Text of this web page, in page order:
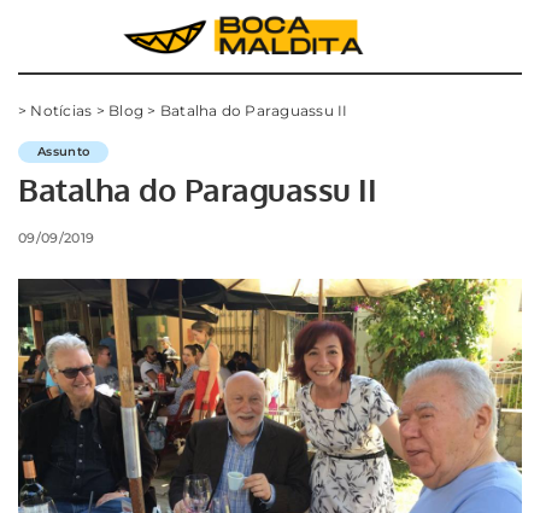
> Notícias > Blog > Batalha do Paraguassu II
Assunto
Batalha do Paraguassu II
09/09/2019